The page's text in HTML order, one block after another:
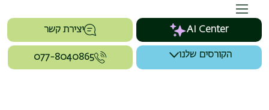
077-8040865
יצירת קשר AI Center
הקורסים שלנו